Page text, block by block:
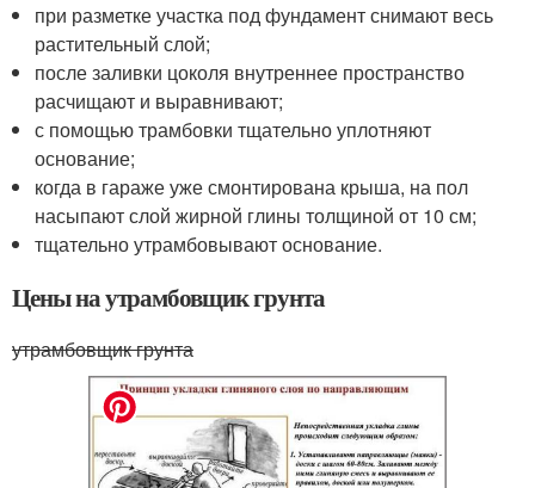
при разметке участка под фундамент снимают весь
растительный слой;
после заливки цоколя внутреннее пространство
расчищают и выравнивают;
с помощью трамбовки тщательно уплотняют
основание;
когда в гараже уже смонтирована крыша, на пол
насыпают слой жирной глины толщиной от 10 см;
тщательно утрамбовывают основание.
Цены на утрамбовщик грунта
утрамбовщик грунта